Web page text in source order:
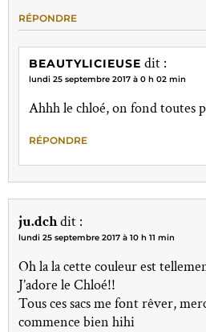
RÉPONDRE
BEAUTYLICIEUSE dit :
lundi 25 septembre 2017 à 0 h 02 min
Ahhh le chloé, on fond toutes
RÉPONDRE
ju.dchdit :
lundi 25 septembre 2017 à 10 h 11 min
Oh la la cette couleur est
J’adore le Chloé!!
Tous ces sacs me font rêver,
commence bien hihi